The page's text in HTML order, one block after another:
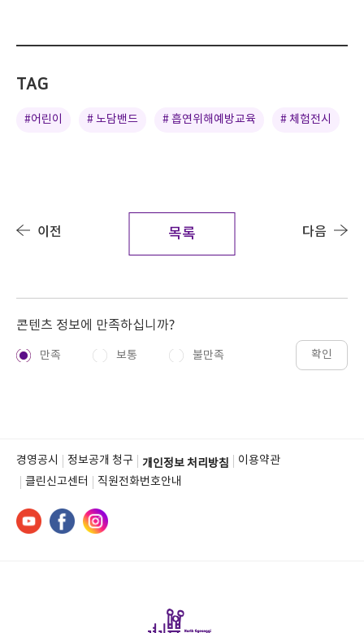
TAG
#어린이 # 노담밴드 # 흡연위해예방교육 # 체험전시
이전 목록 다음
콘텐츠 정보에 만족하십니까?
만족 보통 불만족 확인
경영공시 정보공개 청구 개인정보 처리방침
이용약관
클린신고센터
직원전화번호안내